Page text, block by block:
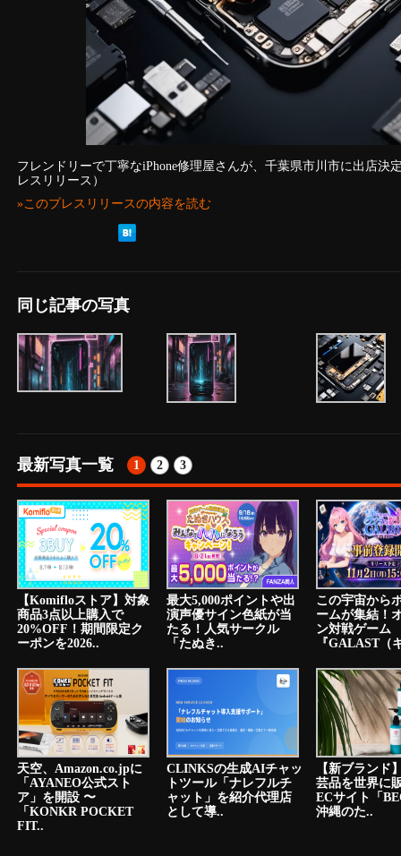
フレンドリーで丁寧なiPhone修理屋さんが、千葉県市川市に出店決
レスリリース）
»このプレスリリースの内容を読む
同じ記事の写真
最新写真一覧 1 2 3
【Komifloストア】対象
商品3点以上購入で
20%OFF！期間限定ク
ーポンを2026..
最大5,000ポイントや出
演声優サイン色紙が当
たる！人気サークル
「たぬき..
この宇宙から
ームが集結！
ン対戦ゲーム
『GALAST（
天空、Amazon.co.jpに
「AYANEO公式スト
ア」を開設 〜
「KONKR POCKET
FIT..
CLINKSの生成AIチャッ
トツール「ナレフルチ
ャット」を紹介代理店
として導..
【新ブランド
芸品を世界に
ECサイト「
沖縄のた..